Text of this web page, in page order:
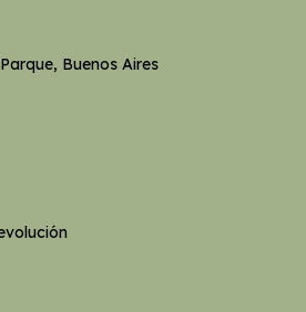
Buenos Aires